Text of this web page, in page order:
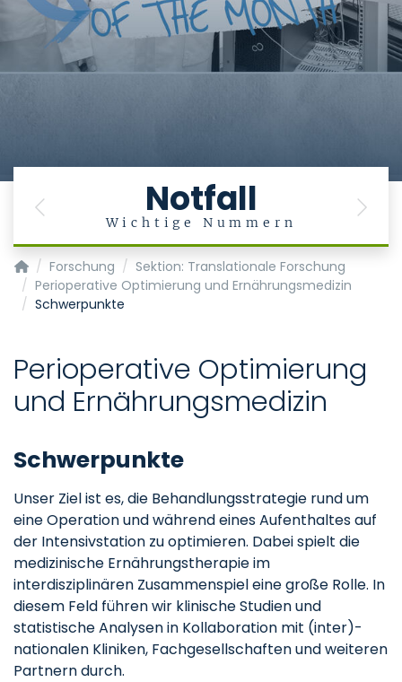
Notfall
Wichtige Nummern
Previous Next
Klinik für Anästhesiologie
Forschung
Sektion: Translationale Forschung
Perioperative Optimierung und Ernährungsmedizin
Schwerpunkte
Perioperative Optimierung
und Ernährungsmedizin
Schwerpunkte
Unser Ziel ist es, die Behandlungsstrategie rund um
eine Operation und während eines Aufenthaltes auf
der Intensivstation zu optimieren. Dabei spielt die
medizinische Ernährungstherapie im
interdisziplinären Zusammenspiel eine große Rolle. In
diesem Feld führen wir klinische Studien und
statistische Analysen in Kollaboration mit (inter)-
nationalen Kliniken, Fachgesellschaften und weiteren
Partnern durch.